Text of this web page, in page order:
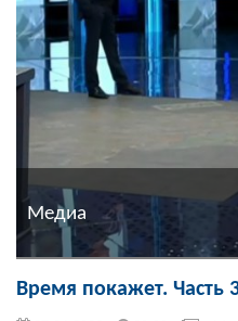
Медиа
Время покажет. Часть